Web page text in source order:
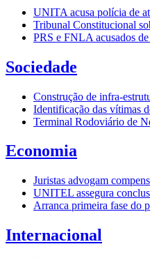
UNITA acusa polícia de
Tribunal Constitucional
PRS e FNLA acusados
Sociedade
Construção de infra-
Identificação das vítimas
Terminal Rodoviário de
Economia
Juristas advogam
UNITEL assegura
Arranca primeira fase do
Internacional